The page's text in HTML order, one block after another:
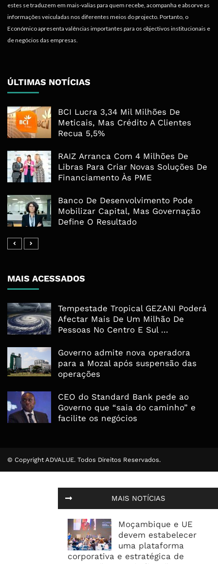
MAIS NOTÍCIAS
Moçambique e UE
devem estabelecer
uma plataforma
corporativa e estratégica de
estes se traduzem em mais-valias para quem recebe, acompanha e absorve as
informações veiculadas nos diferentes meios do projecto. Portanto, o
Económico apresenta valências importantes para os objectivos institucionais e
de negócios das empresas.
ÚLTIMAS NOTÍCIAS
BCI Lucra 3,34 Mil Milhões De
Meticais, Mas Crédito A Clientes
Recua 5,5%
RAIZ Arranca Com 4 Milhões De
Libras Para Criar Novas Soluções De
Financiamento Às PME
Banco De Desenvolvimento Pode
Mobilizar Capital, Mas Governação
Define O Resultado
MAIS ACESSADOS
Tempestade Tropical GEZANI Poderá
Afectar Mais De Um Milhão De
Pessoas No Centro E Sul ...
Governo admite nova operadora
para a Mozal após suspensão das
operações
CEO do Standard Bank pede ao
Governo que “saia do caminho” e
facilite os negócios
© Copyright ADVALUE. Todos Direitos Reservados.